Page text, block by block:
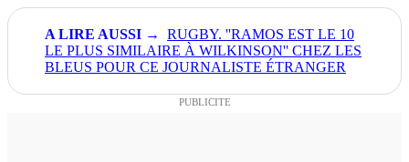
RUGBY. ''RAMOS EST LE 10
LE PLUS SIMILAIRE À WILKINSON'' CHEZ LES
BLEUS POUR CE JOURNALISTE ÉTRANGER